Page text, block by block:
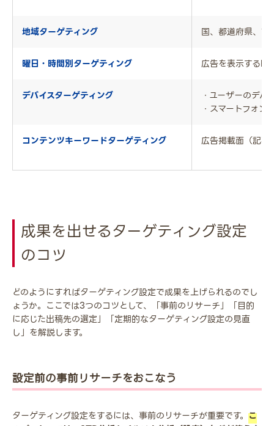
地域ターゲティング 国、都道府県、市
曜日・時間別ターゲティング 広告を表示する曜
デバイスターゲティング
・ユーザーのデ
・スマートフォ
コンテンツキーワードターゲティング 広告掲載面（記事
成果を出せるターゲティング設定
のコツ
どのようにすればターゲティング設定で成果を上げられるのでし
ょうか。ここでは3つのコツとして、「事前のリサーチ」「目的
に応じた出稿先の選定」「定期的なターゲティング設定の見直
し」を解説します。
設定前の事前リサーチをおこなう
ターゲティング設定をするには、事前のリサーチが重要です。 こ